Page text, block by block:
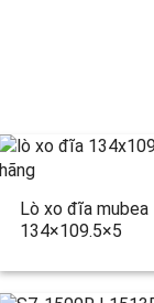
Lò xo đĩa mubea
134×109.5×5